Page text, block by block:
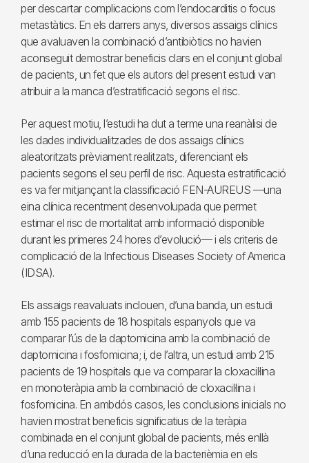
per descartar complicacions com l’endocarditis o focus
metastàtics. En els darrers anys, diversos assaigs clínics
que avaluaven la combinació d’antibiòtics no havien
aconseguit demostrar beneficis clars en el conjunt global
de pacients, un fet que els autors del present estudi van
atribuir a la manca d’estratificació segons el risc.
Per aquest motiu, l’estudi ha dut a terme una reanàlisi de
les dades individualitzades de dos assaigs clínics
aleatoritzats prèviament realitzats, diferenciant els
pacients segons el seu perfil de risc. Aquesta estratificació
es va fer mitjançant la classificació FEN-AUREUS —una
eina clínica recentment desenvolupada que permet
estimar el risc de mortalitat amb informació disponible
durant les primeres 24 hores d’evolució— i els criteris de
complicació de la Infectious Diseases Society of America
(IDSA).
Els assaigs reavaluats inclouen, d’una banda, un estudi
amb 155 pacients de 18 hospitals espanyols que va
comparar l’ús de la daptomicina amb la combinació de
daptomicina i fosfomicina; i, de l’altra, un estudi amb 215
pacients de 19 hospitals que va comparar la cloxacil·lina
en monoteràpia amb la combinació de cloxacil·lina i
fosfomicina. En ambdós casos, les conclusions inicials no
havien mostrat beneficis significatius de la teràpia
combinada en el conjunt global de pacients, més enllà
d’una reducció en la durada de la bacterièmia en els